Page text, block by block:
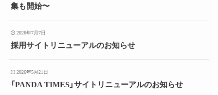
集も開始〜
2026年7月7日
採用サイトリニューアルのお知らせ
2026年5月21日
「PANDA TIMES」サイトリニューアルのお知らせ